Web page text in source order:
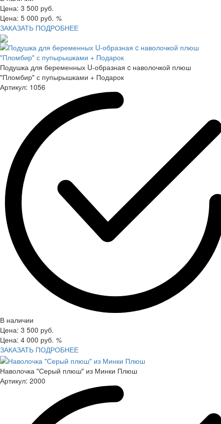
Цена: 3 500 руб.
Цена: 5 000 руб. %
ЗАКАЗАТЬ ПОДРОБНЕЕ
Подушка для беременных U-образная c наволочкой плюш
"Пломбир" с пупырышками + Подарок
Артикул: 1056
В наличии
Цена: 3 500 руб.
Цена: 4 000 руб. %
ЗАКАЗАТЬ ПОДРОБНЕЕ
Наволочка "Серый плюш" из Минки Плюш
Артикул: 2000